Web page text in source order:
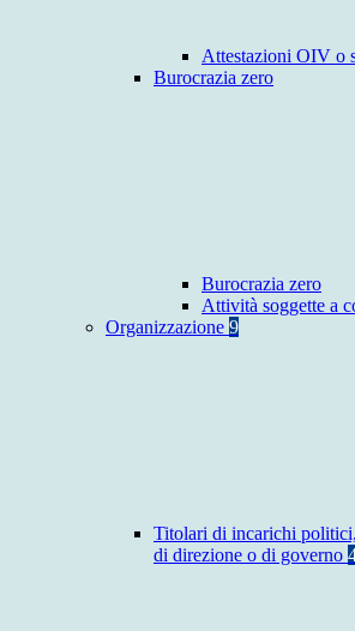
Attestazioni OIV o
Burocrazia zero
Burocrazia zero
Attività soggette a
Organizzazione 9
Titolari di incarichi
di direzione o di governo